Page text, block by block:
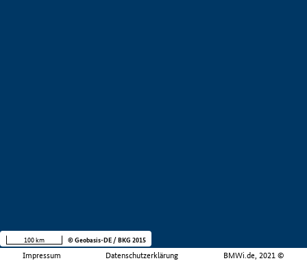
Impressum Datenschutzerklärung BMWi.de, 2021 ©
100 km © Geobasis-DE / BKG 2015